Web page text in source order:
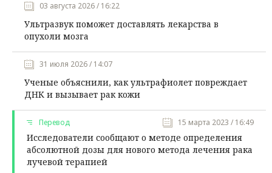
03 августа 2026 / 16:22
Ультразвук поможет доставлять лекарства в
опухоли мозга
31 июля 2026 / 14:07
Ученые объяснили, как ультрафиолет повреждает
ДНК и вызывает рак кожи
Перевод 15 марта 2023 / 16:49
Исследователи сообщают о методе определения
абсолютной дозы для нового метода лечения рака
лучевой терапией